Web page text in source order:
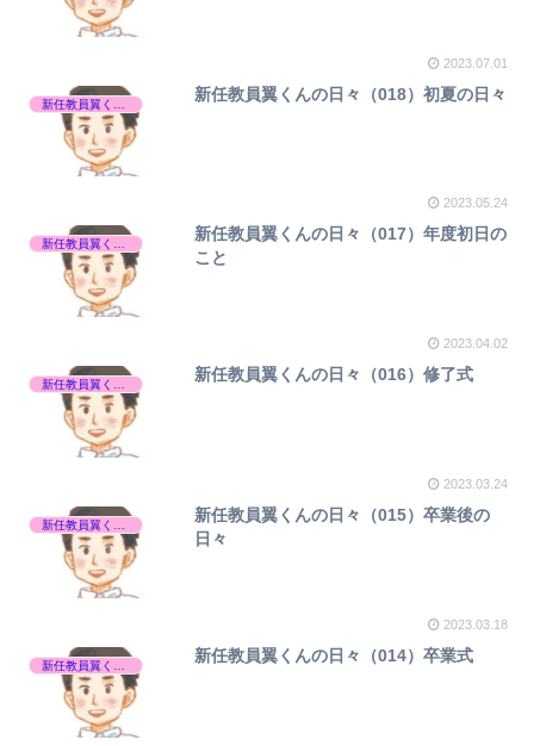
2023.07.01
新任教員翼くんの日々（018）初夏の日々
2023.05.24
新任教員翼くんの日々
新任教員翼くんの日々（017）年度初日の
こと
2023.04.02
新任教員翼くんの日々（016）修了式
2023.03.24
新任教員翼くんの日々（015）卒業後の
日々
2023.03.18
新任教員翼くんの日々（014）卒業式